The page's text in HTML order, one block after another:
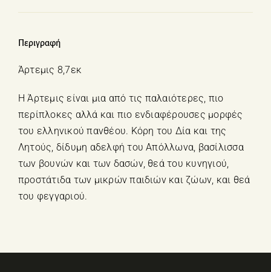
Περιγραφή
Άρτεμις 8,7εκ
Η Άρτεμις είναι μια από τις παλαιότερες, πιο
περίπλοκες αλλά και πιο ενδιαφέρουσες μορφές
του ελληνικού πανθέου. Κόρη του Δία και της
Λητούς, δίδυμη αδελφή του Απόλλωνα, βασίλισσα
των βουνών και των δασών, θεά του κυνηγιού,
προστάτιδα των μικρών παιδιών και ζώων, και θεά
του φεγγαριού.